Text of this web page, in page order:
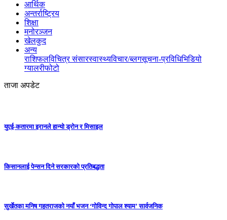
आर्थिक
अन्तर्राष्ट्रिय
शिक्षा
मनोरञ्जन
खेलकुद
अन्य
राशिफलविचित्र संसारस्वास्थ्यविचार/ब्लगसूचना-प्रविधिभिडियो
ग्यालरीफोटो
ताजा अपडेट
युएई-कतारमा इरानले हान्यो ड्रोन र मिसाइल
किसानलाई पेन्सन दिने सरकारको प्रतिबद्धता
सुर्खेतका मनिष गहतराजको नयाँ भजन ‘गोविन्द गोपाल श्याम’ सार्वजनिक